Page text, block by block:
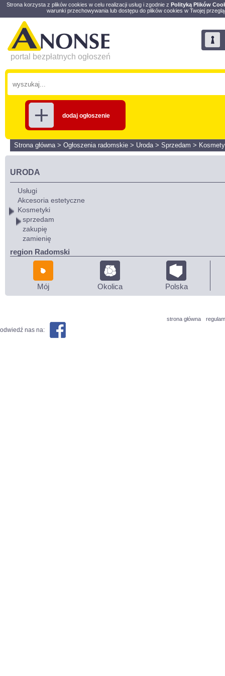
Strona korzysta z plików cookies w celu realizacji usług i zgodnie z Polityką Plików
warunki przechowywania lub dostępu do plików cookies w Twojej
portal bezpłatnych ogłoszeń
dodaj ogłoszenie
Strona główna> Ogłoszenia radomskie > Uroda> Sprzedam >
URODA
Usługi
Akcesoria estetyczne
Kosmetyki
sprzedam
zakupię
zamienię
region Radomski
Mój Okolica Polska
strona główna
odwiedź nas na: